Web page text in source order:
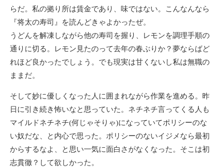
らだ。私の拠り所は賃金であり、味ではない。こんなんなら
『将太の寿司』を読んどきゃよかったぜ。
うどんを解凍しながら他の寿司を握り、レモンを調理手順の
通りに切る。レモン見たのって去年の春ぶりか？夢ならばど
れほど良かったでしょう。でも現実は甘くないし私は無職の
ままだ。
そして妙に優しくなった人に囲まれながら作業を進める。昨
日に引き続き怖いなと思っていた。ネチネチ言ってくる人も
マイルドネチネチ(何じゃそりゃ)になっていてポリシーのな
い奴だな、と内心で思った。ポリシーのないイジメなら最初
からするなよ、と思い一気に面白さがなくなった。そこは初
志貫徹？して欲しかった。